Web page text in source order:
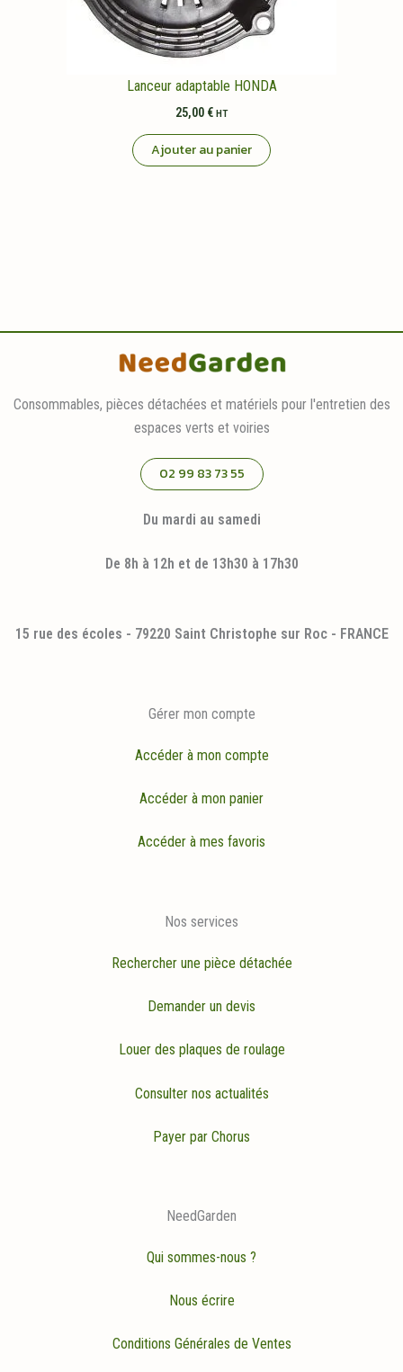
Lanceur adaptable HONDA
25,00 € HT
Ajouter au panier
Consommables, pièces détachées et matériels pour l'entretien des
espaces verts et voiries
02 99 83 73 55
Du mardi au samedi
De 8h à 12h et de 13h30 à 17h30
15 rue des écoles - 79220 Saint Christophe sur Roc - FRANCE
Gérer mon compte
Accéder à mon compte
Accéder à mon panier
Accéder à mes favoris
Nos services
Rechercher une pièce détachée
Demander un devis
Louer des plaques de roulage
Consulter nos actualités
Payer par Chorus
NeedGarden
Qui sommes-nous ?
Nous écrire
Conditions Générales de Ventes